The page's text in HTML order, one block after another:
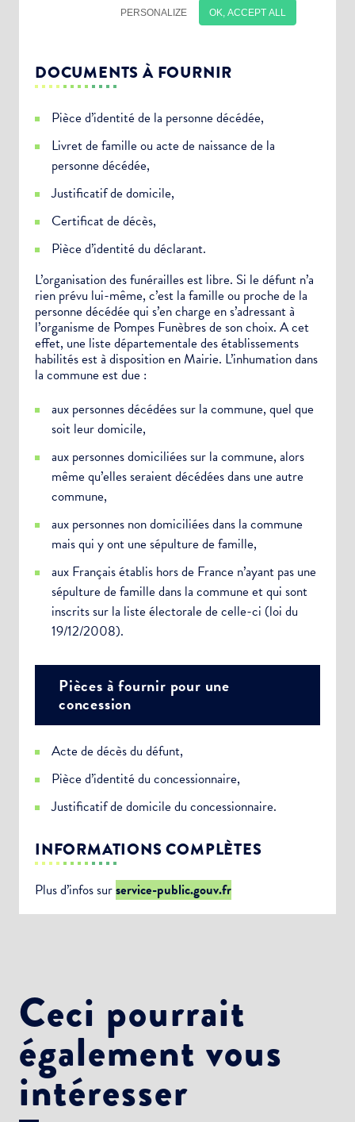
DOCUMENTS À FOURNIR
Pièce d’identité de la personne décédée,
Livret de famille ou acte de naissance de la
personne décédée,
Justificatif de domicile,
Certificat de décès,
Pièce d’identité du déclarant.
L’organisation des funérailles est libre. Si le défunt n’a
rien prévu lui-même, c’est la famille ou proche de la
personne décédée qui s’en charge en s’adressant à
l’organisme de Pompes Funèbres de son choix. A cet
effet, une liste départementale des établissements
habilités est à disposition en Mairie. L’inhumation dans
la commune est due :
aux personnes décédées sur la commune, quel que
soit leur domicile,
aux personnes domiciliées sur la commune, alors
même qu’elles seraient décédées dans une autre
commune,
aux personnes non domiciliées dans la commune
mais qui y ont une sépulture de famille,
aux Français établis hors de France n’ayant pas une
sépulture de famille dans la commune et qui sont
inscrits sur la liste électorale de celle-ci (loi du
19/12/2008).
Pièces à fournir pour une
concession
Acte de décès du défunt,
Pièce d’identité du concessionnaire,
Justificatif de domicile du concessionnaire.
INFORMATIONS COMPLÈTES
Plus d’infos surservice-public.gouv.fr
Ceci pourrait
également vous
intéresser
Choisissez votre abonnement :
Alertes Mail
Newsletter Culture
Newsletter Sport et Vie associative